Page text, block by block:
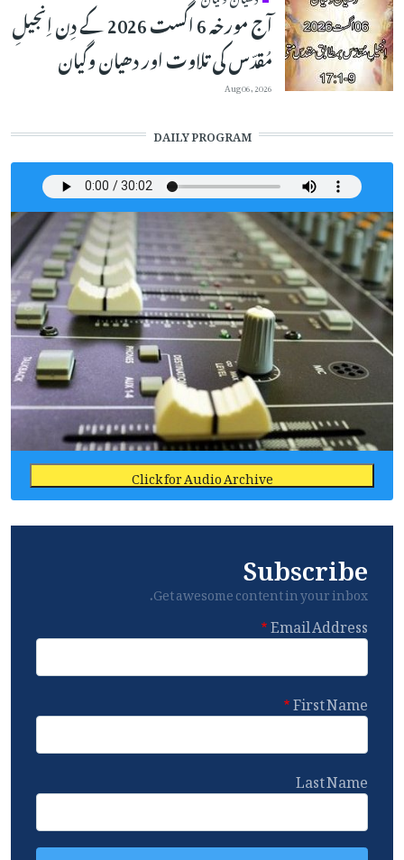
آج مورخہ 6 اگست 2026 کے دِن اِنجیلِ
مُقدّس کی تلاوت اور دھیان وگیان
Aug 06, 2026
DAILY PROGRAM
Click for Audio Archive
Subscribe
Get awesome content in your inbox.
Email Address
First Name
Last Name